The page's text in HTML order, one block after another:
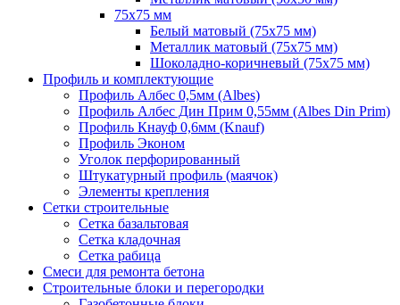
75х75 мм
Белый матовый (75х75 мм)
Металлик матовый (75х75 мм)
Шоколадно-коричневый (75х75 мм)
Профиль и комплектующие
Профиль Албес 0,5мм (Albes)
Профиль Албес Дин Прим 0,55мм (Albes Din Prim)
Профиль Кнауф 0,6мм (Knauf)
Профиль Эконом
Уголок перфорированный
Штукатурный профиль (маячок)
Элементы крепления
Сетки строительные
Сетка базальтовая
Сетка кладочная
Сетка рабица
Смеси для ремонта бетона
Строительные блоки и перегородки